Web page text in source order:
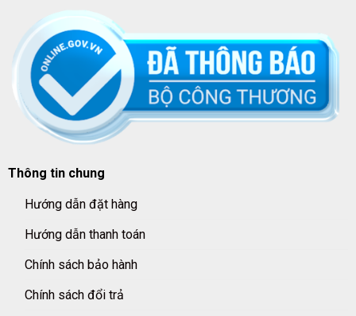
Thông tin chung
Hướng dẫn đặt hàng
Hướng dẫn thanh toán
Chính sách bảo hành
Chính sách đổi trả